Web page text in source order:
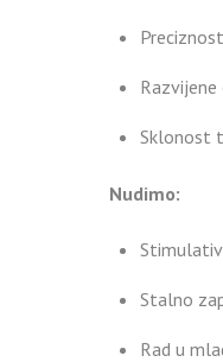
Sklonost
Nudimo:
Stalno
Rad u